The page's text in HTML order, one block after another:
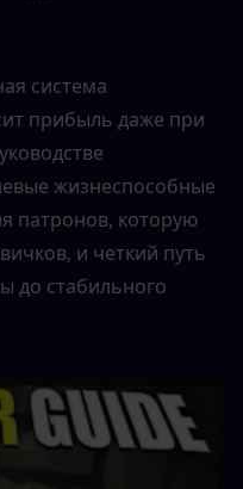
система
прибыль даже при
жизнеспособные
патронов, которую
и четкий путь
до стабильного